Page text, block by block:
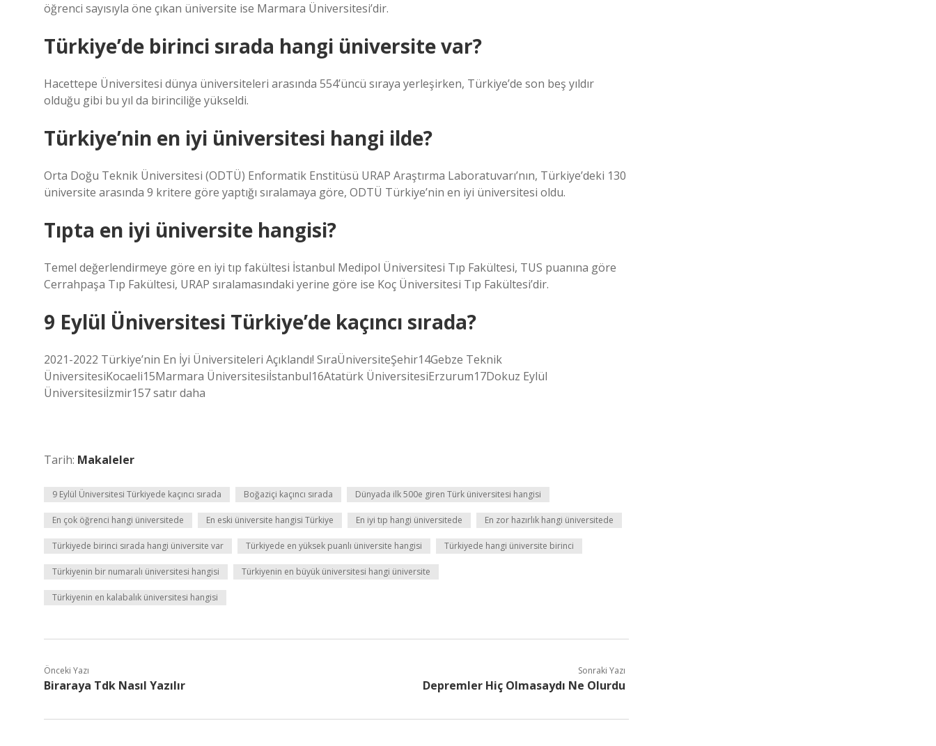
öğrenci sayısıyla öne çıkan üniversite ise Marmara Üniversitesi’dir.
Türkiye’de birinci sırada hangi üniversite var?
Hacettepe Üniversitesi dünya üniversiteleri arasında 554’üncü sıraya yerleşirken, Türkiye’de son beş yıldır
olduğu gibi bu yıl da birinciliğe yükseldi.
Türkiye’nin en iyi üniversitesi hangi ilde?
Orta Doğu Teknik Üniversitesi (ODTÜ) Enformatik Enstitüsü URAP Araştırma Laboratuvarı’nın, Türkiye’deki 130
üniversite arasında 9 kritere göre yaptığı sıralamaya göre, ODTÜ Türkiye’nin en iyi üniversitesi oldu.
Tıpta en iyi üniversite hangisi?
Temel değerlendirmeye göre en iyi tıp fakültesi İstanbul Medipol Üniversitesi Tıp Fakültesi, TUS puanına göre
Cerrahpaşa Tıp Fakültesi, URAP sıralamasındaki yerine göre ise Koç Üniversitesi Tıp Fakültesi’dir.
9 Eylül Üniversitesi Türkiye’de kaçıncı sırada?
2021-2022 Türkiye’nin En İyi Üniversiteleri Açıklandı! SıraÜniversiteŞehir14Gebze Teknik
ÜniversitesiKocaeli15Marmara Üniversitesiİstanbul16Atatürk ÜniversitesiErzurum17Dokuz Eylül
Üniversitesiİzmir157 satır daha
Tarih: Makaleler
9 Eylül Üniversitesi Türkiyede kaçıncı sırada Boğaziçi kaçıncı sırada Dünyada ilk 500e giren Türk üniversitesi hangisi
En çok öğrenci hangi üniversitede En eski üniversite hangisi Türkiye En iyi tıp hangi üniversitede En zor hazırlık hangi üniversitede
Türkiyede birinci sırada hangi üniversite var Türkiyede en yüksek puanlı üniversite hangisi Türkiyede hangi üniversite birinci
Türkiyenin bir numaralı üniversitesi hangisi Türkiyenin en büyük üniversitesi hangi üniversite
Türkiyenin en kalabalık üniversitesi hangisi
Önceki Yazı
Biraraya Tdk Nasıl Yazılır
Sonraki Yazı
Depremler Hiç Olmasaydı Ne Olurdu